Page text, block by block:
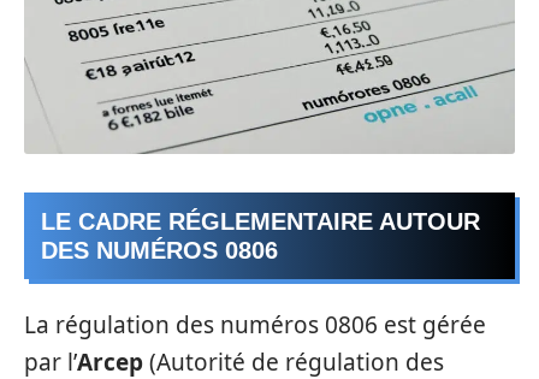
LE CADRE RÉGLEMENTAIRE AUTOUR
DES NUMÉROS 0806
La régulation des numéros 0806 est gérée
par l’Arcep(Autorité de régulation des